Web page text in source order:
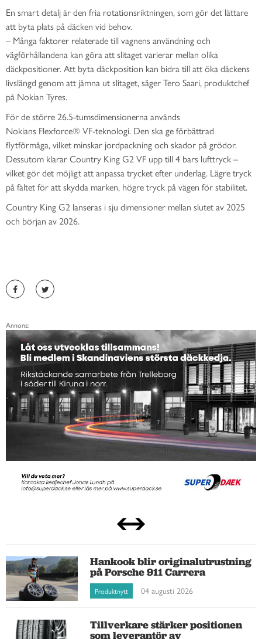
En smart detalj är den fria rotationsriktningen, som gör det lättare
att byta plats på däcken vid behov.
– Många faktorer relaterade till vagnens användning och
vägförhållandena kan göra att slitaget varierar mellan olika
däckpositioner. Att byta däckposition kan bidra till att öka däckens
livslängd genom att jämna ut slitaget, säger Tero Saari, produktchef
på Nokian Tyres.
För de större 26.5-tumsdimensionerna används
Nokians Flexforce® VF-teknologi. Den ska ge förbättrad
flytförmåga, vilket minskar jordpackning och skador på grödor.
Dessutom klarar Country King G2 VF upp till 4 bars lufttryck –
vilket gör det möjligt att anpassa trycket efter underlag. Lägre tryck
på fältet för att skydda marken, högre tryck på vägen för stabilitet.
Country King G2 lanseras i sju dimensioner mellan slutet av 2025
och början av 2026.
Annons:
Hankook blir originalutrustning
på Porsche 911 Carrera
Produktnytt 04 augusti 2026
Tillverkare stärker positionen
som leverantör av